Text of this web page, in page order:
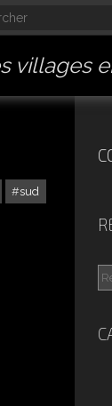
villages
sud